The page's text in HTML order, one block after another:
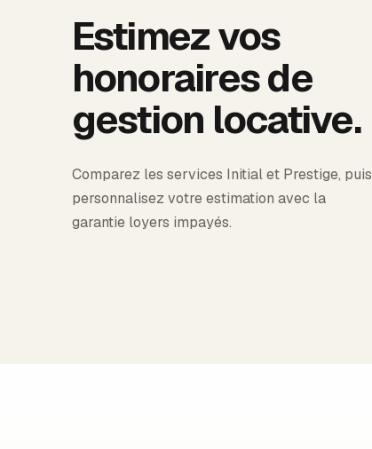
Estimez vos
honoraires de
gestion locative.
Comparez les services Initial et Prestige, puis
personnalisez votre estimation avec la
garantie loyers impayés.